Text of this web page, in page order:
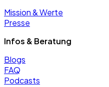
Mission & Werte
Presse
Infos & Beratung
Blogs
FAQ
Podcasts